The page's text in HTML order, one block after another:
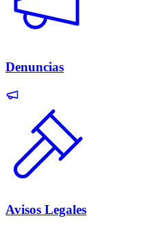
Denuncias
Avisos Legales